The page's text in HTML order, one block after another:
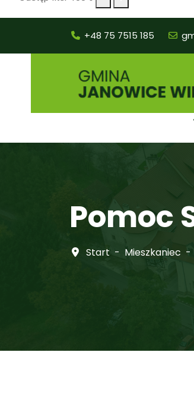
+48 75 7515 185
Pomoc
Start Mieszkaniec